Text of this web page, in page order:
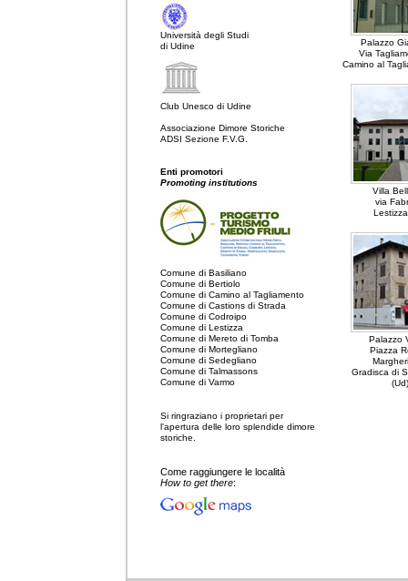
Università degli Studi
di Udine
Club Unesco di Udine
Associazione Dimore Storiche
ADSI Sezione F.V.G.
Enti promotori
Promoting institutions
Comune di Basiliano
Comune di Bertiolo
Comune di Camino al Tagliamento
Comune di Castions di Strada
Comune di Codroipo
Comune di Lestizza
Comune di Mereto di Tomba
Comune di Mortegliano
Comune di Sedegliano
Comune di Talmassons
Comune di Varmo
Si ringraziano i proprietari per
l'apertura delle loro splendide dimore
storiche.
Come raggiungere le località
How to get there:
Palazzo
Via
Camino al
Villa
via
Palazzo
Piazza
Gradisca di
(Ud)